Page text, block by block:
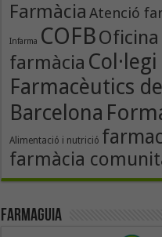
Farmàcia Atenció
Infarma COFBOficina
farmàcia
Farmacèutics de
Barcelona
Alimentació i nutrició
farmàcia
Farmaguia